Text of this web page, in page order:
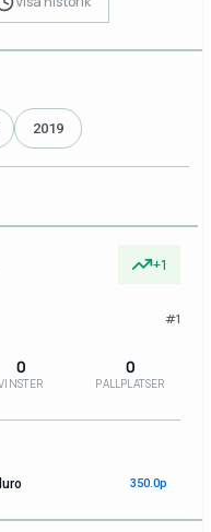
2019
+1
#1
0 0
PALLPLATSER
350.0p